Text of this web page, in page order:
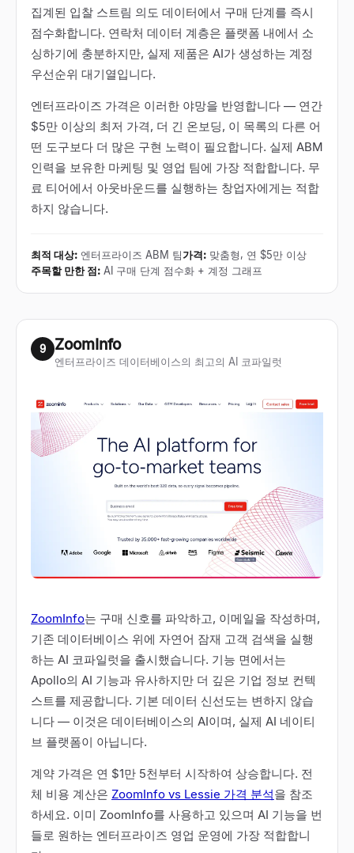
집계된 입찰 스트림 의도 데이터에서 구매 단계를 즉시
점수화합니다. 연락처 데이터 계층은 플랫폼 내에서 소
싱하기에 충분하지만, 실제 제품은 AI가 생성하는 계정
우선순위 대기열입니다.
엔터프라이즈 가격은 이러한 야망을 반영합니다 — 연간
$5만 이상의 최저 가격, 더 긴 온보딩, 이 목록의 다른 어
떤 도구보다 더 많은 구현 노력이 필요합니다. 실제 ABM
인력을 보유한 마케팅 및 영업 팀에 가장 적합합니다. 무
료 티어에서 아웃바운드를 실행하는 창업자에게는 적합
하지 않습니다.
최적 대상: 엔터프라이즈 ABM 팀가격: 맞춤형, 연 $5만 이상
주목할 만한 점: AI 구매 단계 점수화 + 계정 그래프
9 ZoomInfo
엔터프라이즈 데이터베이스의 최고의 AI 코파일럿
ZoomInfo는 구매 신호를 파악하고, 이메일을 작성하며,
기존 데이터베이스 위에 자연어 잠재 고객 검색을 실행
하는 AI 코파일럿을 출시했습니다. 기능 면에서는
Apollo의 AI 기능과 유사하지만 더 깊은 기업 정보 컨텍
스트를 제공합니다. 기본 데이터 신선도는 변하지 않습
니다 — 이것은 데이터베이스의 AI이며, 실제 AI 네이티
브 플랫폼이 아닙니다.
계약 가격은 연 $1만 5천부터 시작하여 상승합니다. 전
체 비용 계산은 ZoomInfo vs Lessie 가격 분석을 참조
하세요. 이미 ZoomInfo를 사용하고 있으며 AI 기능을 번
들로 원하는 엔터프라이즈 영업 운영에 가장 적합합니